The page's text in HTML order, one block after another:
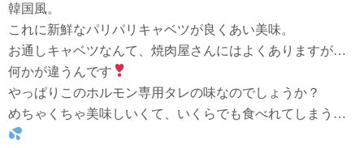
韓国風。
これに新鮮なパリパリキャベツが良くあい美味。
お通しキャベツなんて、焼肉屋さんにはよくありますが…
何かが違うんです
やっぱりこのホルモン専用タレの味なのでしょうか？
めちゃくちゃ美味しいくて、いくらでも食べれてしまう…